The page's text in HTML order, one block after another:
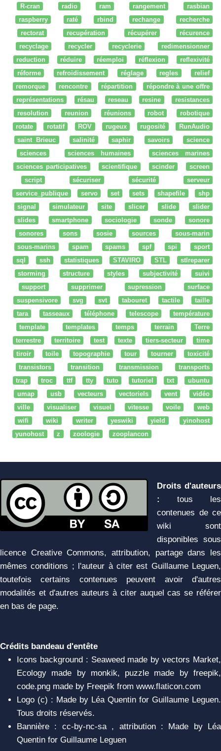
R-cran
radio ram rangement
rasbian
raspberry
raté rbind rechange
recherche
rectorat
recupération récupérer
récurence
recyclage
recycler recyclerie
redimensionner
reduction
réduire réemploi réflexion
reflexivité
réforme
refroidissement réglage regles
relief
remorque
rencontre répartition
répondre à une offre
représentations
résau reseau resine
resistances
resolution
reunion réunions robot
robotique
rotate
rotatif ROV rugeux rugosité
RunAudio
saint Brieuc
salinité saphir savoirs
science
sciences
sciences humaines
sciences marines
sciences participatives
scientifique scinder
screen
script
sécuriser sécurité
serveur
service_publique
servo set sets shapefile
shp
signal
simulateur site slicer slide
slider
slides
smartphone sociologie sonde
sonore
sonores
sons sosie sources
sous-marin
sous-marins
spam spams spf spi
sport
sql
ssh statistiques STAVIRO STL
stlreparer
storming
structure styles subjectivité
suivi
support
supprimer supression
surface
suspensivore
svg svt tabouret tactile
taille
tara
tasseaux téléphone telescope
température
template
templates temps terrain
Terre
terrestre
territoire test texte tiers-secteur
time
tiroir
toile topographie tour tourner
toxicité
transistors
transition transmission
transports
trap
troc ttf tty tuto tutoriel txt
ubuntu
umap
usb vecteurs vectoriels vent
vidéo
ville
visualiser visuel vitesse voile
web
wifi
wiki writer yeswiki yield
yinohost
yunohost
z zoologie zooplancon
Droits d'auteurs
:
tous les
contenues de ce
wiki sont
disponibles sous
licence Creative Commons, attribution, partage dans les
mêmes conditions ; l'auteur à citer est Guillaume Leguen,
toutefois certains contenues peuvent avoir d'autres
modalités et d'autres auteurs à citer auquel cas se référer
en bas de page.
Crédits bandeau d'entête
Icons background : Seaweed made by vectors Market,
Ecology made by monkik, puzzle made by freepik,
code.png made by Freepik from www.flaticon.com
Logo (c) : Made by Léa Quentin for Guillaume Leguen.
Tous droits réservés.
Bannière : cc-by-nc-sa , attribution : Made by Léa
Quentin for Guillaume Leguen